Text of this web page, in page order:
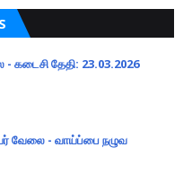
- கடைசி தேதி: 23.03.2026
வேலை - வாய்ப்பை நழுவ